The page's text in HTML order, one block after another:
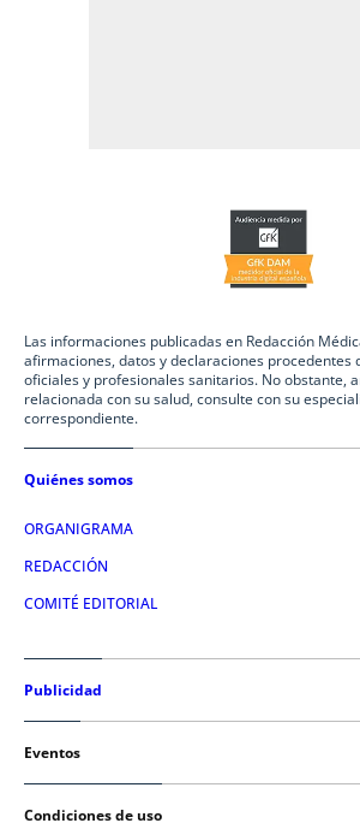
Las informaciones publicadas en Redacción
afirmaciones, datos y declaraciones procedentes
oficiales y profesionales sanitarios. No obstante,
relacionada con su salud, consulte con su
correspondiente.
Quiénes somos
ORGANIGRAMA
REDACCIÓN
COMITÉ EDITORIAL
Publicidad
Eventos
Condiciones de uso